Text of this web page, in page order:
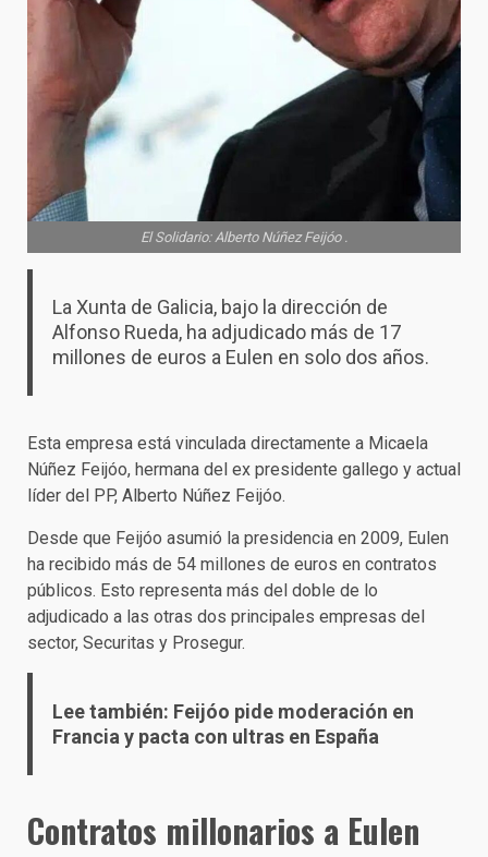
El Solidario: Alberto Núñez Feijóo .
La Xunta de Galicia, bajo la dirección de
Alfonso Rueda, ha adjudicado más de 17
millones de euros a Eulen en solo dos años.
Esta empresa está vinculada directamente a Micaela
Núñez Feijóo, hermana del ex presidente gallego y actual
líder del PP, Alberto Núñez Feijóo.
Desde que Feijóo asumió la presidencia en 2009, Eulen
ha recibido más de 54 millones de euros en contratos
públicos. Esto representa más del doble de lo
adjudicado a las otras dos principales empresas del
sector, Securitas y Prosegur.
Lee también: Feijóo pide moderación en
Francia y pacta con ultras en España
Contratos millonarios a Eulen